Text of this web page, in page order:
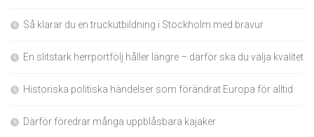
Så klarar du en truckutbildning i Stockholm med bravur
En slitstark herrportfölj håller längre – därför ska du välja kvalitet
Historiska politiska händelser som förändrat Europa för alltid
Därför föredrar många uppblåsbara kajaker